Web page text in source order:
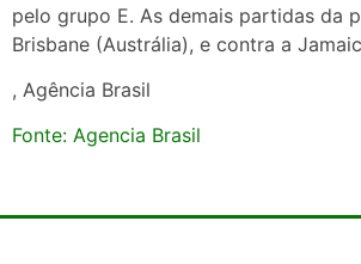
pelo grupo E. As demais partidas da
Brisbane (Austrália), e contra a
, Agência Brasil
Fonte: Agencia Brasil